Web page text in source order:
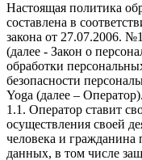
Настоящая политика
составлена в
закона от 27.07.2006.
(далее - Закон о
обработки
безопасности
Yoga (далее – Оператор).
1.1. Оператор ставит
осуществления своей
человека и гражданина
данных, в том числе